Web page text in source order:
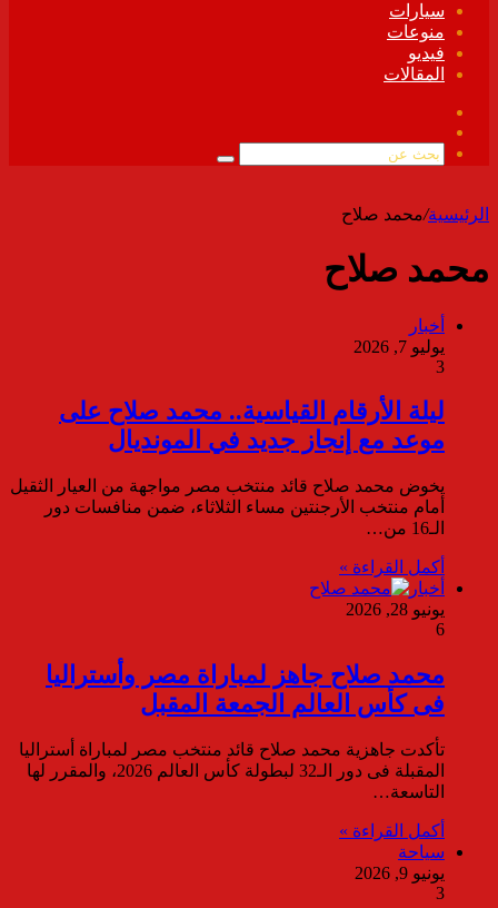
سيارات
منوعات
فيديو
المقالات
الموقع
بحث
الرئيسية/محمد صلاح
محمد صلاح
أخبار
يوليو 7, 2026
3
ليلة الأرقام القياسية.. محمد صلاح على
موعد مع إنجاز جديد في المونديال
يخوض محمد صلاح قائد منتخب مصر مواجهة من العيار الثقيل
أمام منتخب الأرجنتين مساء الثلاثاء، ضمن منافسات دور
الـ16 من…
أكمل القراءة »
أخبار
يونيو 28, 2026
6
محمد صلاح جاهز لمباراة مصر وأستراليا
فى كأس العالم الجمعة المقبل
تأكدت جاهزية محمد صلاح قائد منتخب مصر لمباراة أستراليا
المقبلة فى دور الـ32 لبطولة كأس العالم 2026، والمقرر لها
التاسعة…
أكمل القراءة »
سياحة
يونيو 9, 2026
3